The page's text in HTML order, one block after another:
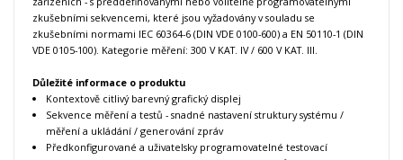
zkušebními sekvencemi, které jsou vyžadovány v souladu se
zkušebními normami IEC 60364-6 (DIN VDE 0100-600) a EN 50110-1 (DIN
VDE 0105-100). Kategorie měření: 300 V KAT. IV / 600 V KAT. III.
Důležité informace o produktu
Kontextově citlivý barevný grafický displej
Sekvence měření a testů - snadné nastavení struktury systému /
měření a ukládání / generování zpráv
Předkonfigurované a uživatelsky programovatelné testovací